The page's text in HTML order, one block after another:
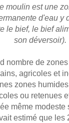
moulin est une
d'eau y
le bief, le bief
son
nombre de
agricoles et
zones
ou retenues
même
estimé que les